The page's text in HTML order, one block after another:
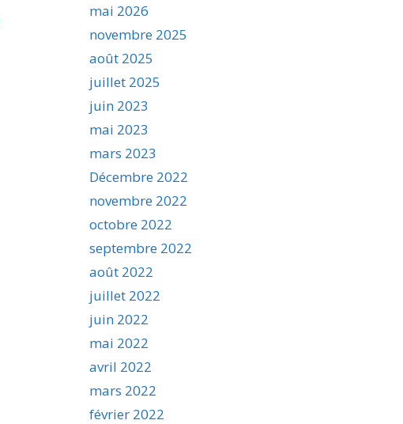
mai 2026
novembre 2025
août 2025
juillet 2025
juin 2023
mai 2023
mars 2023
Décembre 2022
novembre 2022
octobre 2022
septembre 2022
août 2022
juillet 2022
juin 2022
mai 2022
avril 2022
mars 2022
février 2022